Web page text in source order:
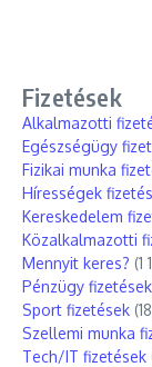
Fizetések
Alkalmazotti
Egészségügy
Fizikai munka
Hírességek
Kereskedelem
Közalkalmazotti
Mennyit keres? (1
Pénzügy fizetések
Sport fizetések
Szellemi munka
Tech/IT fizetések